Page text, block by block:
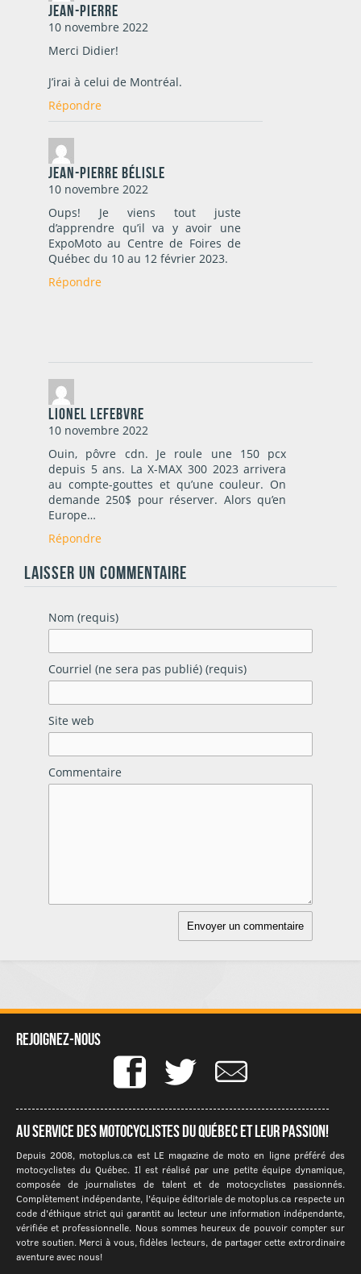
Jean-Pierre
10 novembre 2022
Merci Didier!
J’irai à celui de Montréal.
Répondre
Jean-Pierre Bélisle
10 novembre 2022
Oups! Je viens tout juste
d’apprendre qu’il va y avoir une
ExpoMoto au Centre de Foires de
Québec du 10 au 12 février 2023.
Répondre
Lionel lefebvre
10 novembre 2022
Ouin, pôvre cdn. Je roule une 150 pcx
depuis 5 ans. La X-MAX 300 2023 arrivera
au compte-gouttes et qu’une couleur. On
demande 250$ pour réserver. Alors qu’en
Europe…
Répondre
LAISSER UN COMMENTAIRE
Nom (requis)
Courriel (ne sera pas publié) (requis)
Site web
Commentaire
Rejoignez-nous
Au service des motocyclistes du québec et leur passion!
Depuis 2008, motoplus.ca est LE magazine de moto en ligne préféré des
motocyclistes du Québec. Il est réalisé par une petite équipe dynamique,
composée de journalistes de talent et de motocyclistes passionnés.
Complètement indépendante, l'équipe éditoriale de motoplus.ca respecte un
code d'éthique strict qui garantit au lecteur une information indépendante,
vérifiée et professionnelle. Nous sommes heureux de pouvoir compter sur
votre soutien. Merci à vous, fidèles lecteurs, de partager cette extrordinaire
aventure avec nous!